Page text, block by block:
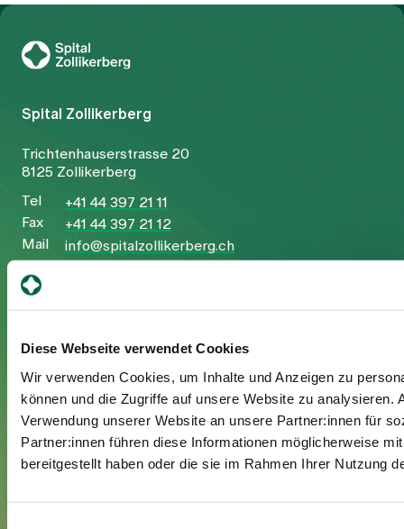
Diese Webseite verwendet Cookies
Wir verwenden Cookies, um Inhalte und Anzeigen zu
können und die Zugriffe auf unsere Website zu
Verwendung unserer Website an unsere Partner:innen für
Partner:innen führen diese Informationen möglicherweise
bereitgestellt haben oder die sie im Rahmen Ihrer Nutzung
Ihr Aufenthalt
Eintritt
Zusatzversicherte
Spital Zollikerberg
Trichtenhauserstrasse 20
8125 Zollikerberg
Tel
+41 44 397 21 11
Fax
+41 44 397 21 12
Mail
info@spitalzollikerberg.ch